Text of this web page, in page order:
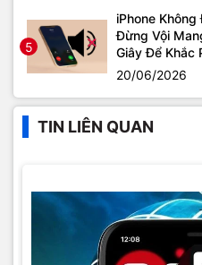
5
iPhone Không
Đừng Vội
Giây Để Khắc
20/06/2026
TIN LIÊN QUAN